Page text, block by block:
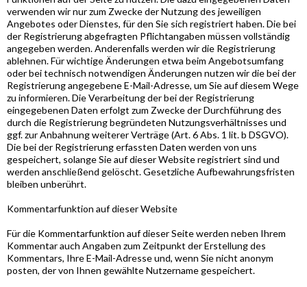
verwenden wir nur zum Zwecke der Nutzung des jeweiligen
Angebotes oder Dienstes, für den Sie sich registriert haben. Die bei
der Registrierung abgefragten Pflichtangaben müssen vollständig
angegeben werden. Anderenfalls werden wir die Registrierung
ablehnen. Für wichtige Änderungen etwa beim Angebotsumfang
oder bei technisch notwendigen Änderungen nutzen wir die bei der
Registrierung angegebene E-Mail-Adresse, um Sie auf diesem Wege
zu informieren. Die Verarbeitung der bei der Registrierung
eingegebenen Daten erfolgt zum Zwecke der Durchführung des
durch die Registrierung begründeten Nutzungsverhältnisses und
ggf. zur Anbahnung weiterer Verträge (Art. 6 Abs. 1 lit. b DSGVO).
Die bei der Registrierung erfassten Daten werden von uns
gespeichert, solange Sie auf dieser Website registriert sind und
werden anschließend gelöscht. Gesetzliche Aufbewahrungsfristen
bleiben unberührt.
Kommentarfunktion auf dieser Website
Für die Kommentarfunktion auf dieser Seite werden neben Ihrem
Kommentar auch Angaben zum Zeitpunkt der Erstellung des
Kommentars, Ihre E-Mail-Adresse und, wenn Sie nicht anonym
posten, der von Ihnen gewählte Nutzername gespeichert.